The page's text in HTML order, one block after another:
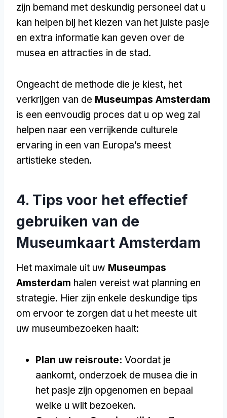
zijn bemand met deskundig personeel dat u
kan helpen bij het kiezen van het juiste pasje
en extra informatie kan geven over de
musea en attracties in de stad.
Ongeacht de methode die je kiest, het
verkrijgen van de Museumpas Amsterdam
is een eenvoudig proces dat u op weg zal
helpen naar een verrijkende culturele
ervaring in een van Europa’s meest
artistieke steden.
4. Tips voor het effectief
gebruiken van de
Museumkaart Amsterdam
Het maximale uit uw Museumpas
Amsterdam halen vereist wat planning en
strategie. Hier zijn enkele deskundige tips
om ervoor te zorgen dat u het meeste uit
uw museumbezoeken haalt:
Plan uw reisroute: Voordat je
aankomt, onderzoek de musea die in
het pasje zijn opgenomen en bepaal
welke u wilt bezoeken.